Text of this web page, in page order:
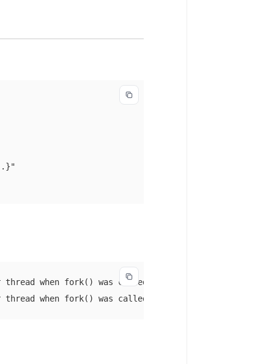
when fork() was called.
thread when fork() was called. We cannot